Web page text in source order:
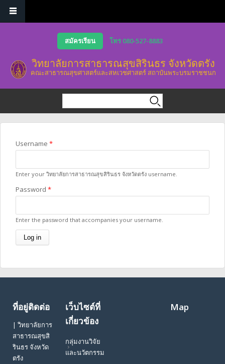
สมัครเรียน
โทร 080-527-8883
วิทยาลัยการสาธารณสุขสิรินธร จังหวัดตรัง
คณะสาธารณสุขศาสตร์และสหเวชศาสตร์ สถาบันพระบรมราชชนก
You are here
Username *
Enter your วิทยาลัยการสาธารณสุขสิรินธร จังหวัดตรัง username.
Password *
Enter the password that accompanies your username.
ที่อยู่ติดต่อ
| วิทยาลัยการ
สาธารณสุขสิ
รินธร จังหวัด
ตรัง
เว็บไซต์ที่
เกี่ยวข้อง
กลุ่มงานวิจัย
และนวัตกรรม
Map